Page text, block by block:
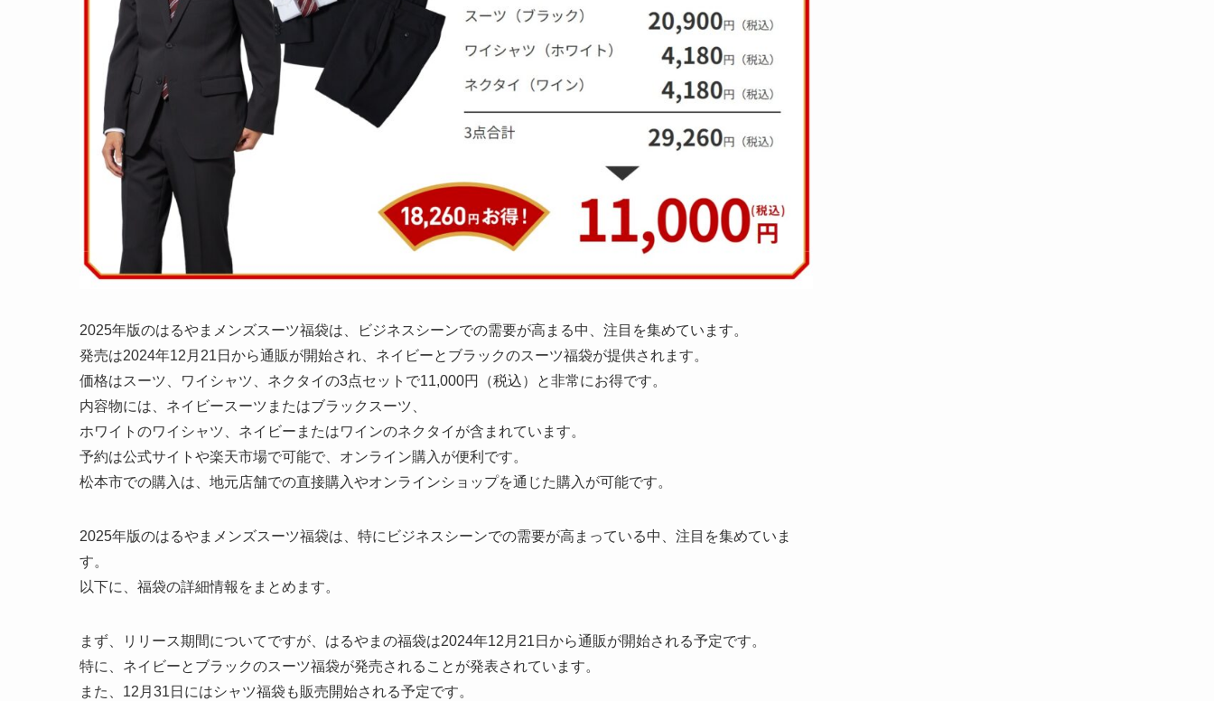
2025年版のはるやまメンズスーツ福袋は、ビジネスシーンでの需要が高まる中、注目を集めています。
発売は2024年12月21日から通販が開始され、ネイビーとブラックのスーツ福袋が提供されます。
価格はスーツ、ワイシャツ、ネクタイの3点セットで11,000円（税込）と非常にお得です。
内容物には、ネイビースーツまたはブラックスーツ、
ホワイトのワイシャツ、ネイビーまたはワインのネクタイが含まれています。
予約は公式サイトや楽天市場で可能で、オンライン購入が便利です。
松本市での購入は、地元店舗での直接購入やオンラインショップを通じた購入が可能です。
2025年版のはるやまメンズスーツ福袋は、特にビジネスシーンでの需要が高まっている中、注目を集めていま
す。
以下に、福袋の詳細情報をまとめます。
まず、リリース期間についてですが、はるやまの福袋は2024年12月21日から通販が開始される予定です。
特に、ネイビーとブラックのスーツ福袋が発売されることが発表されています。
また、12月31日にはシャツ福袋も販売開始される予定です。